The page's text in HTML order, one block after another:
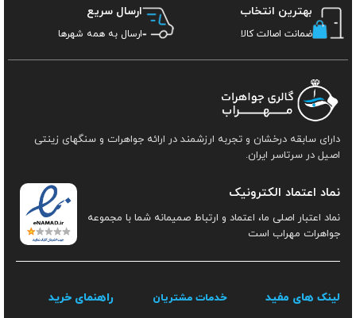
بهترین انتخاب
ضمانت اصالت کالا
ارسال سریع
ارسال به همه شهرها
دارای سابقه درخشان و تجربه ارزشمند در ارائه جواهرات و سنگهای زینتی
اصیل در سرتاسر ایران.
نماد اعتماد الکترونیک
نماد اعتبار اصلی ما، اعتماد و ارتباط صمیمانه شما با مجموعه
جواهرات مهراب است
لینک های مفید خدمات مشتریان راهنمای خرید